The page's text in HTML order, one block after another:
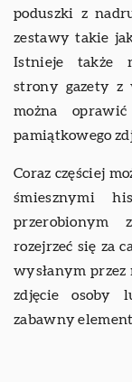
poduszki z
zestawy takie
Istnieje także
strony gazety z
można
pamiątkowego
Coraz częściej
śmiesznymi
przerobionym
rozejrzeć się za
wysłanym przez
zdjęcie osoby
zabawny